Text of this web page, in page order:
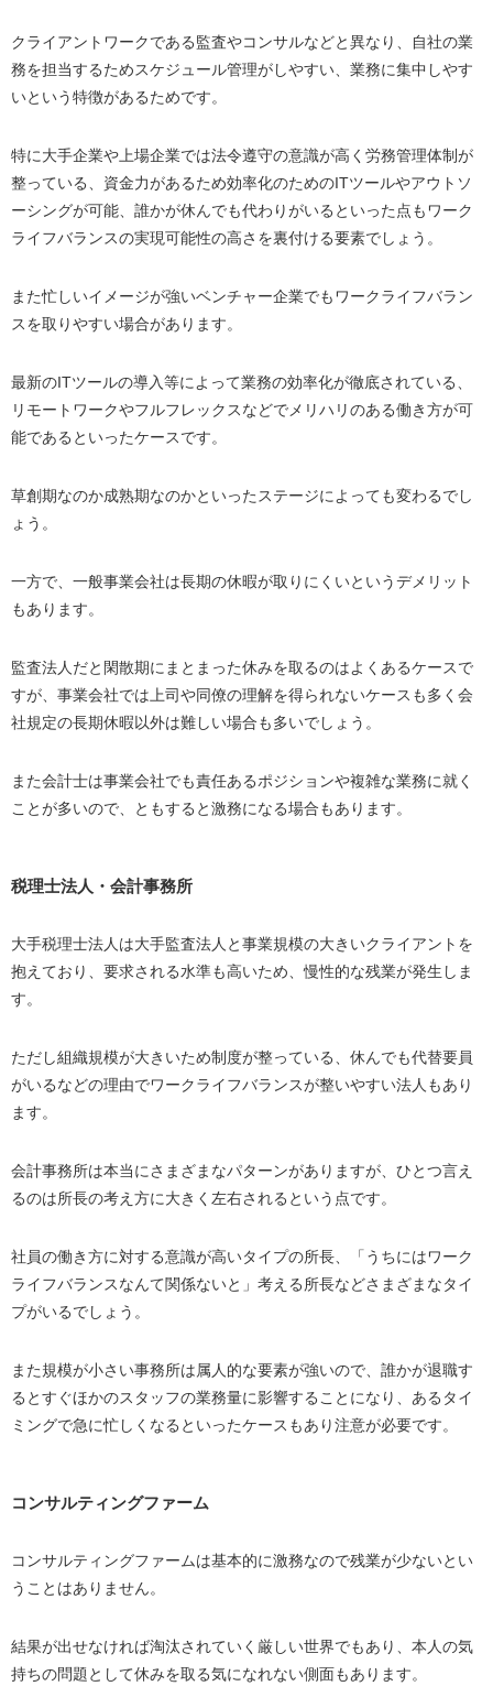
クライアントワークである監査やコンサルなどと異なり、自社の業
務を担当するためスケジュール管理がしやすい、業務に集中しやす
いという特徴があるためです。
特に大手企業や上場企業では法令遵守の意識が高く労務管理体制が
整っている、資金力があるため効率化のためのITツールやアウトソ
ーシングが可能、誰かが休んでも代わりがいるといった点もワーク
ライフバランスの実現可能性の高さを裏付ける要素でしょう。
また忙しいイメージが強いベンチャー企業でもワークライフバラン
スを取りやすい場合があります。
最新のITツールの導入等によって業務の効率化が徹底されている、
リモートワークやフルフレックスなどでメリハリのある働き方が可
能であるといったケースです。
草創期なのか成熟期なのかといったステージによっても変わるでし
ょう。
一方で、一般事業会社は長期の休暇が取りにくいというデメリット
もあります。
監査法人だと閑散期にまとまった休みを取るのはよくあるケースで
すが、事業会社では上司や同僚の理解を得られないケースも多く会
社規定の長期休暇以外は難しい場合も多いでしょう。
また会計士は事業会社でも責任あるポジションや複雑な業務に就く
ことが多いので、ともすると激務になる場合もあります。
税理士法人・会計事務所
大手税理士法人は大手監査法人と事業規模の大きいクライアントを
抱えており、要求される水準も高いため、慢性的な残業が発生しま
す。
ただし組織規模が大きいため制度が整っている、休んでも代替要員
がいるなどの理由でワークライフバランスが整いやすい法人もあり
ます。
会計事務所は本当にさまざまなパターンがありますが、ひとつ言え
るのは所長の考え方に大きく左右されるという点です。
社員の働き方に対する意識が高いタイプの所長、「うちにはワーク
ライフバランスなんて関係ないと」考える所長などさまざまなタイ
プがいるでしょう。
また規模が小さい事務所は属人的な要素が強いので、誰かが退職す
るとすぐほかのスタッフの業務量に影響することになり、あるタイ
ミングで急に忙しくなるといったケースもあり注意が必要です。
コンサルティングファーム
コンサルティングファームは基本的に激務なので残業が少ないとい
うことはありません。
結果が出せなければ淘汰されていく厳しい世界でもあり、本人の気
持ちの問題として休みを取る気になれない側面もあります。